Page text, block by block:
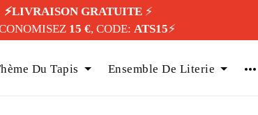
⚡️LIVRAISON GRATUITE⚡️
15 €, CODE: ATS15⚡️
Du Tapis Ensemble De Literie